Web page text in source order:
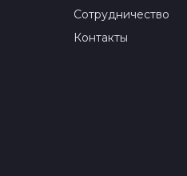
Сотрудничество
Контакты